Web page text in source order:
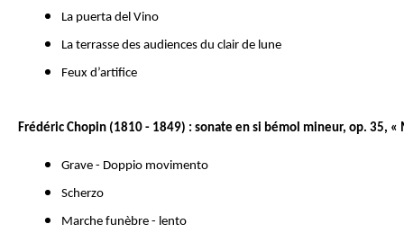
La puerta del Vino
La terrasse des audiences du clair de lune
Feux d’artifice
Frédéric Chopin (1810 - 1849) : sonate en si bémol mineur, op. 35, «
Grave - Doppio movimento
Scherzo
Marche funèbre - lento